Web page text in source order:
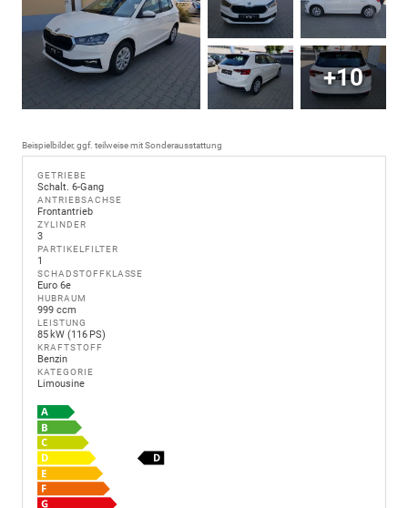
+10
Beispielbilder, ggf. teilweise mit Sonderausstattung
GETRIEBE
Schalt. 6-Gang
ANTRIEBSACHSE
Frontantrieb
ZYLINDER
3
PARTIKELFILTER
1
SCHADSTOFFKLASSE
Euro 6e
HUBRAUM
999 ccm
LEISTUNG
85 kW (116 PS)
KRAFTSTOFF
Benzin
KATEGORIE
Limousine